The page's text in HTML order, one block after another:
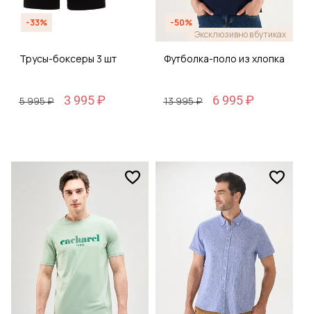
-33%
Трусы-боксеры 3 шт
5 995 ₽ 3 995 ₽
-50%
Эксклюзивно в бутиках
Футболка-поло из хлопка
13 995 ₽ 6 995 ₽